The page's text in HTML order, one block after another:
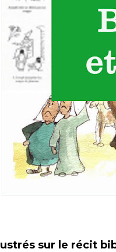
sur le récit